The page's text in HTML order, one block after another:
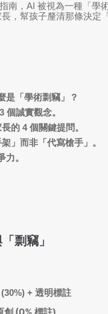
南，AI 被視為一種「學
，幫孩子釐清那條決定
是「學術剽竊」？
個誠實觀念。
的 4 個關鍵提問。
」而非「代寫槍手」。
。
剽竊」
+ 透明標註